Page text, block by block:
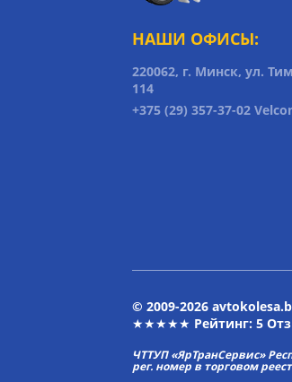
НАШИ ОФИСЫ:
220062, г. Минск, ул.
114
+375 (29) 357-37-02
© 2009-2026
★★★★★ Рейтинг: 5
ЧТТУП «ЯрТранСервис»
рег. номер в торговом